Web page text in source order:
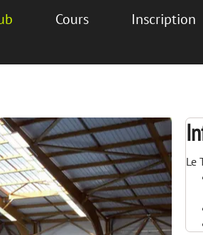
Cours Inscription
Le